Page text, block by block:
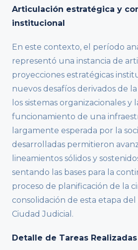
Articulación estratégica y
institucional
En este contexto, el período
representó una instancia de
proyecciones estratégicas
nuevos desafíos derivados de
los sistemas organizacionales y
funcionamiento de una
largamente esperada por la
desarrolladas permitieron
lineamientos sólidos y
sentando las bases para la
proceso de planificación de la
consolidación de esta etapa
Ciudad Judicial.
Detalle de Tareas Realizadas